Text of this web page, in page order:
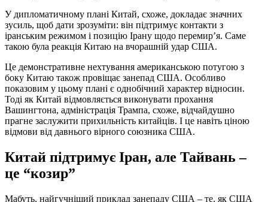
У дипломатичному плані Китай, схоже, докладає значних
зусиль, щоб дати зрозуміти: він підтримує контакти з
іранським режимом і позицію Ірану щодо перемир’я. Саме
такою була реакція Китаю на вчорашній удар США.
Це демонстративне нехтування американською потугою з
боку Китаю також провіщає занепад США. Особливо
показовим у цьому плані є однобічний характер відносин.
Тоді як Китай відмовляється виконувати прохання
Вашингтона, адміністрація Трампа, схоже, відчайдушно
прагне заслужити прихильність китайців. І це навіть ціною
відмови від давнього вірного союзника США.
Китай підтримує Іран, але Тайвань –
це “козир”
Мабуть, найгучніший приклад занепаду США – те, як США